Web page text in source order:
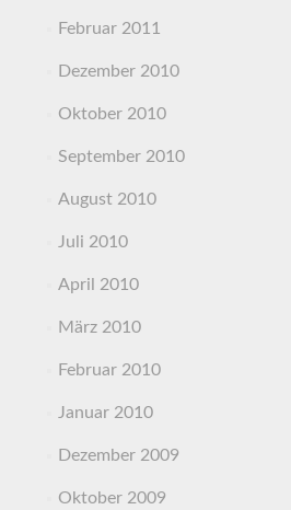
Februar 2011
Dezember 2010
Oktober 2010
September 2010
August 2010
Juli 2010
April 2010
März 2010
Februar 2010
Januar 2010
Dezember 2009
Oktober 2009